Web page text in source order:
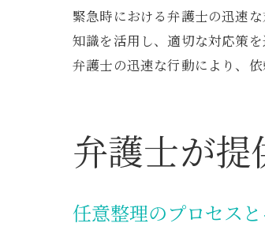
緊急時における弁護士の迅速
知識を活用し、適切な対応策
弁護士の迅速な行動により、
弁護士が
任意整理のプロセス